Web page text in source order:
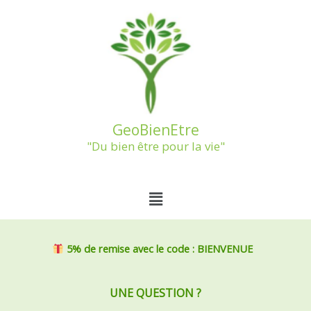
GeoBienEtre
"Du bien être pour la vie"
Menu
5% de remise avec le code : BIENVENUE
UNE QUESTION ?